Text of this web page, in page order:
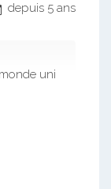
depuis 5 ans
uni